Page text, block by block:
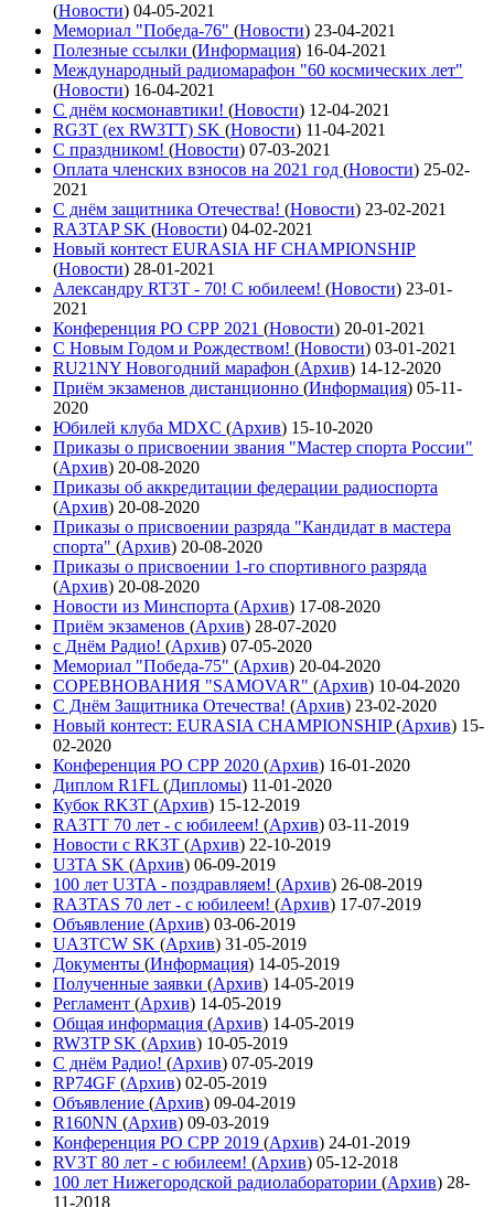
(Новости) 04-05-2021
Мемориал "Победа-76" (Новости) 23-04-2021
Полезные ссылки (Информация) 16-04-2021
Международный радиомарафон "60 космических лет"
(Новости) 16-04-2021
С днём космонавтики! (Новости) 12-04-2021
RG3T (ex RW3TT) SK (Новости) 11-04-2021
С праздником! (Новости) 07-03-2021
Оплата членских взносов на 2021 год (Новости) 25-02-
2021
С днём защитника Отечества! (Новости) 23-02-2021
RA3TAP SK (Новости) 04-02-2021
Новый контест EURASIA HF CHAMPIONSHIP
(Новости) 28-01-2021
Александру RT3T - 70! С юбилеем! (Новости) 23-01-
2021
Конференция РО СРР 2021 (Новости) 20-01-2021
С Новым Годом и Рождеством! (Новости) 03-01-2021
RU21NY Новогодний марафон (Архив) 14-12-2020
Приём экзаменов дистанционно (Информация) 05-11-
2020
Юбилей клуба MDXC (Архив) 15-10-2020
Приказы о присвоении звания "Мастер спорта России"
(Архив) 20-08-2020
Приказы об аккредитации федерации радиоспорта
(Архив) 20-08-2020
Приказы о присвоении разряда "Кандидат в мастера
спорта" (Архив) 20-08-2020
Приказы о присвоении 1-го спортивного разряда
(Архив) 20-08-2020
Новости из Минспорта (Архив) 17-08-2020
Приём экзаменов (Архив) 28-07-2020
с Днём Радио! (Архив) 07-05-2020
Мемориал "Победа-75" (Архив) 20-04-2020
СОРЕВНОВАНИЯ "SAMOVAR" (Архив) 10-04-2020
С Днём Защитника Отечества! (Архив) 23-02-2020
Новый контест: EURASIA CHAMPIONSHIP(Архив) 15-
02-2020
Конференция РО СРР 2020 (Архив) 16-01-2020
Диплом R1FL (Дипломы) 11-01-2020
Кубок RK3T (Архив) 15-12-2019
RA3TT 70 лет - с юбилеем! (Архив) 03-11-2019
Новости с RK3T (Архив) 22-10-2019
U3TA SK (Архив) 06-09-2019
100 лет U3TA - поздравляем! (Архив) 26-08-2019
RA3TAS 70 лет - с юбилеем! (Архив) 17-07-2019
Объявление (Архив) 03-06-2019
UA3TCW SK (Архив) 31-05-2019
Документы (Информация) 14-05-2019
Полученные заявки (Архив) 14-05-2019
Регламент (Архив) 14-05-2019
Общая информация (Архив) 14-05-2019
RW3TP SK (Архив) 10-05-2019
С днём Радио! (Архив) 07-05-2019
RP74GF (Архив) 02-05-2019
Объявление (Архив) 09-04-2019
R160NN (Архив) 09-03-2019
Конференция РО СРР 2019 (Архив) 24-01-2019
RV3T 80 лет - с юбилеем! (Архив) 05-12-2018
100 лет Нижегородской радиолаборатории (Архив) 28-
11-2018